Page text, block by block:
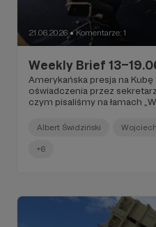
21.06.2026 ● Komentarze: 1
Weekly Brief
Amerykańska presja na
oświadczenia przez
czym pisaliśmy na łamach
Ma on doprowadzić do
kubańskiego i sprawić, że
władzy.
Albert Świdziński
+6